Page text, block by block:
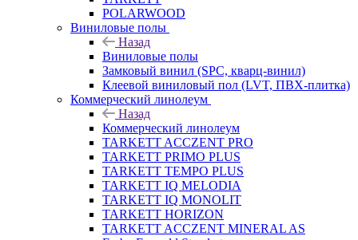
POLARWOOD
Виниловые полы
Назад
Виниловые полы
Замковый винил (SPC, кварц-винил)
Клеевой виниловый пол (LVT, ПВХ-плитка)
Коммерческий линолеум
Назад
Коммерческий линолеум
TARKETT ACCZENT PRO
TARKETT PRIMO PLUS
TARKETT TEMPO PLUS
TARKETT IQ MELODIA
TARKETT IQ MONOLIT
TARKETT HORIZON
TARKETT ACCZENT MINERAL AS